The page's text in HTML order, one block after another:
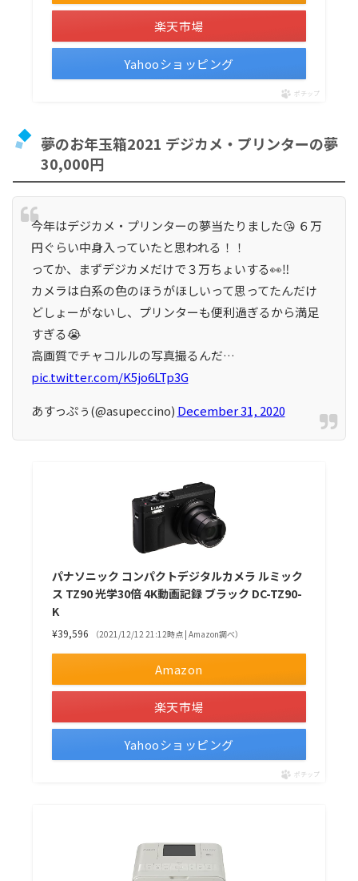
楽天市場
Yahooショッピング
ポチップ
夢のお年玉箱2021 デジカメ・プリンターの夢
30,000円
今年はデジカメ・プリンターの夢当たりました😘 ６万
円ぐらい中身入っていたと思われる！！
ってか、まずデジカメだけで３万ちょいする👀‼️
カメラは白系の色のほうがほしいって思ってたんだけ
どしょーがないし、プリンターも便利過ぎるから満足
すぎる😭
高画質でチャコルルの写真撮るんだ…
pic.twitter.com/K5jo6LTp3G
あすっぷぅ(@asupeccino) December 31, 2020
パナソニック コンパクトデジタルカメラ ルミック
ス TZ90 光学30倍 4K動画記録 ブラック DC-TZ90-
K
¥39,596 （2021/12/12 21:12時点 | Amazon調べ）
Amazon
楽天市場
Yahooショッピング
ポチップ